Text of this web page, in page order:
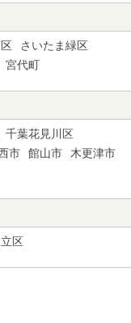
さいたま緑区
宮代町
千葉花見川区
市 館山市
木更津市
区